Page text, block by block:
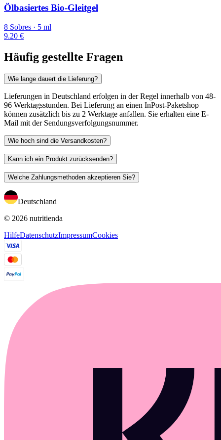
Ölbasiertes Bio-Gleitgel
8 Sobres · 5 ml
9.20 €
Häufig gestellte Fragen
Wie lange dauert die Lieferung?
Lieferungen in Deutschland erfolgen in der Regel innerhalb von 48-
96 Werktagsstunden. Bei Lieferung an einen InPost-Paketshop
können zusätzlich bis zu 2 Werktage anfallen. Sie erhalten eine E-
Mail mit der Sendungsverfolgungsnummer.
Wie hoch sind die Versandkosten?
Kann ich ein Produkt zurücksenden?
Welche Zahlungsmethoden akzeptieren Sie?
Deutschland
© 2026 nutritienda
HilfeDatenschutzImpressumCookies